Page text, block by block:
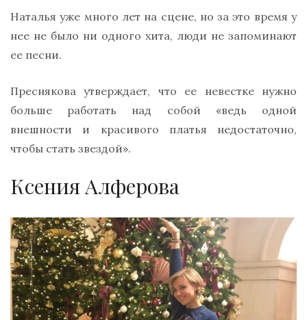
Наталья уже много лет на сцене, но за это время у
нее не было ни одного хита, люди не запоминают
ее песни.
Преснякова утверждает, что ее невестке нужно
больше работать над собой «ведь одной
внешности и красивого платья недостаточно,
чтобы стать звездой».
Ксения Алферова